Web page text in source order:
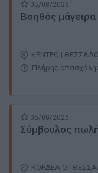
05/08/2026
Βοηθός
ΚΕΝΤΡΟ |
Πλήρης
05/08/2026
Σύμβουλος
ΚΟΡΔΕΛΙΟ |